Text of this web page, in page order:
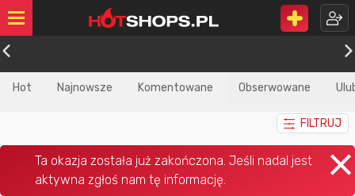
Hot Najnowsze Komentowane Obserwowane
FILTRUJ